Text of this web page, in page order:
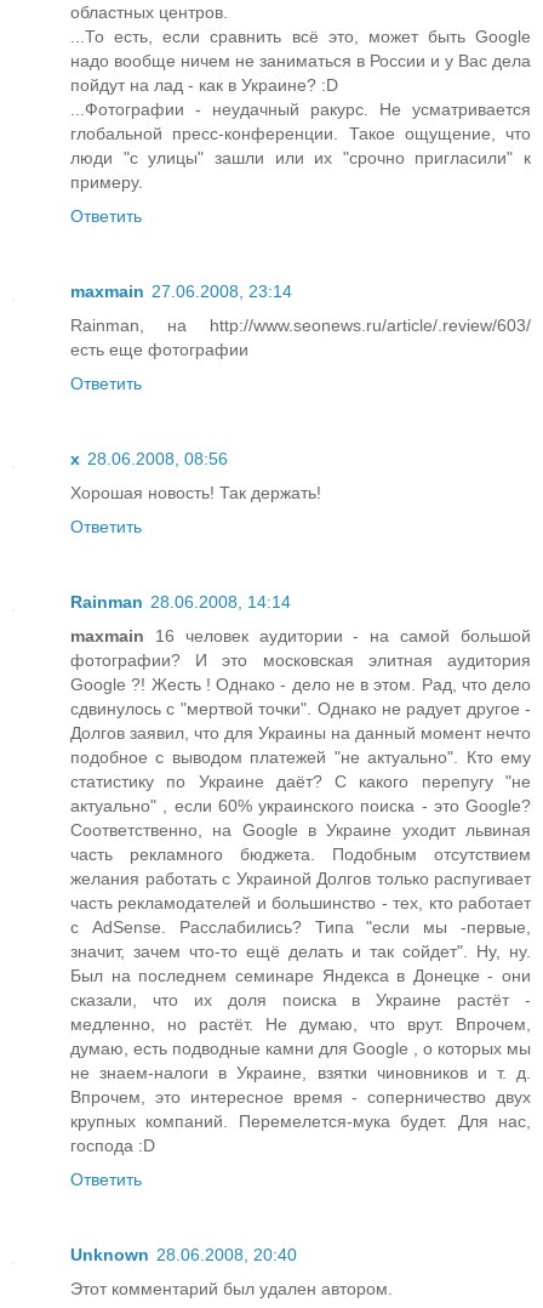
областных центров.
...То есть, если сравнить всё это, может быть Google
надо вообще ничем не заниматься в России и у Вас дела
пойдут на лад - как в Украине? :D
...Фотографии - неудачный ракурс. Не усматривается
глобальной пресс-конференции. Такое ощущение, что
люди "с улицы" зашли или их "срочно пригласили" к
примеру.
Ответить
maxmain 27.06.2008, 23:14
Rainman, на http://www.seonews.ru/article/.review/603/
есть еще фотографии
Ответить
x 28.06.2008, 08:56
Хорошая новость! Так держать!
Ответить
Rainman 28.06.2008, 14:14
maxmain 16 человек аудитории - на самой большой
фотографии? И это московская элитная аудитория
Google ?! Жесть ! Однако - дело не в этом. Рад, что дело
сдвинулось с "мертвой точки". Однако не радует другое -
Долгов заявил, что для Украины на данный момент нечто
подобное с выводом платежей "не актуально". Кто ему
статистику по Украине даёт? С какого перепугу "не
актуально" , если 60% украинского поиска - это Google?
Соответственно, на Google в Украине уходит львиная
часть рекламного бюджета. Подобным отсутствием
желания работать с Украиной Долгов только распугивает
часть рекламодателей и большинство - тех, кто работает
с AdSense. Расслабились? Типа "если мы -первые,
значит, зачем что-то ещё делать и так сойдет". Ну, ну.
Был на последнем семинаре Яндекса в Донецке - они
сказали, что их доля поиска в Украине растёт -
медленно, но растёт. Не думаю, что врут. Впрочем,
думаю, есть подводные камни для Google , о которых мы
не знаем-налоги в Украине, взятки чиновников и т. д.
Впрочем, это интересное время - соперничество двух
крупных компаний. Перемелется-мука будет. Для нас,
господа :D
Ответить
Unknown 28.06.2008, 20:40
Этот комментарий был удален автором.